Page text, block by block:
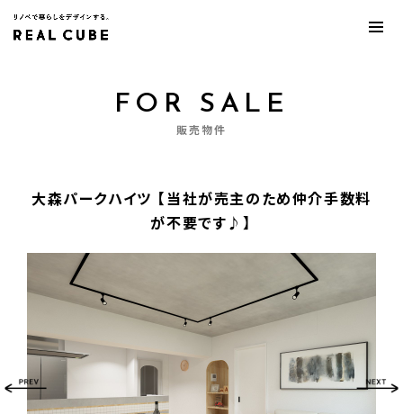
FOR SALE
販売物件
大森パークハイツ 【当社が売主のため仲介手数料
が不要です♪】